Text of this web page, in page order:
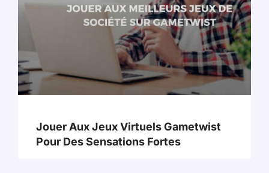
Jouer Aux Jeux Virtuels Gametwist
Pour Des Sensations Fortes